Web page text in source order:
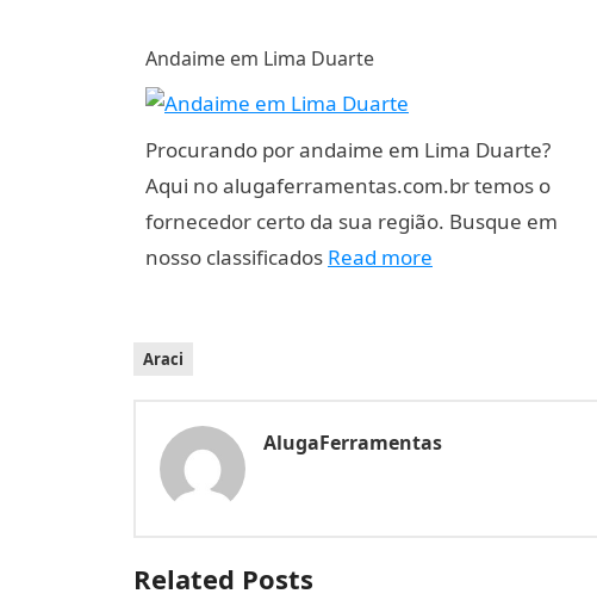
Andaime em Lima Duarte
Procurando por andaime em Lima Duarte?
Aqui no alugaferramentas.com.br temos o
fornecedor certo da sua região. Busque em
nosso classificados Read more
Araci
AlugaFerramentas
Related Posts